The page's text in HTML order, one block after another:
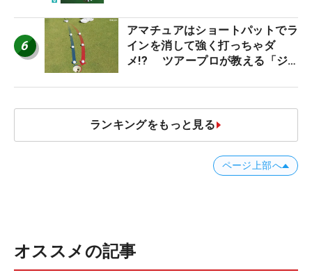
6
アマチュアはショートパットでラ
インを消して強く打っちゃダ
メ!? ツアープロが教える「ジ
減するワケ
ランキングをもっと見る
ページ上部へ
オススメの記事